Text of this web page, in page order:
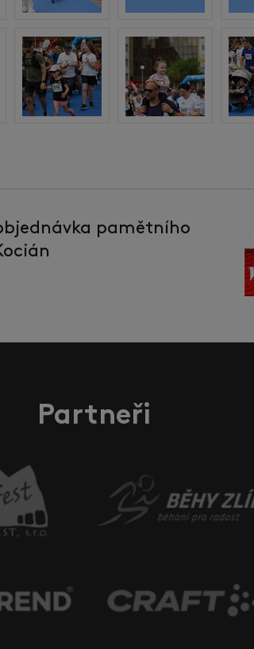
pamětního
Partneři